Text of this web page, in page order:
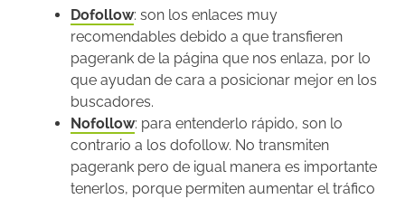
Dofollow: son los enlaces muy
recomendables debido a que transfieren
pagerank de la página que nos enlaza, por lo
que ayudan de cara a posicionar mejor en los
buscadores.
Nofollow: para entenderlo rápido, son lo
contrario a los dofollow. No transmiten
pagerank pero de igual manera es importante
tenerlos, porque permiten aumentar el tráfico